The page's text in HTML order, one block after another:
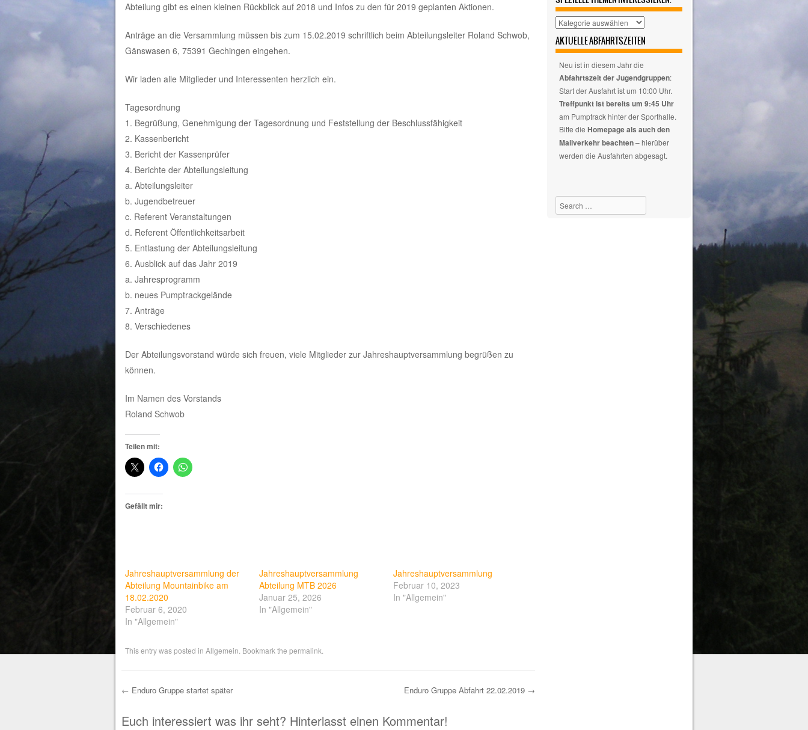
Abteilung gibt es einen kleinen Rückblick auf 2018 und Infos zu den für 2019 geplanten Aktionen.
Anträge an die Versammlung müssen bis zum 15.02.2019 schriftlich beim Abteilungsleiter Roland Schwob,
Gänswasen 6, 75391 Gechingen eingehen.
Wir laden alle Mitglieder und Interessenten herzlich ein.
Tagesordnung
1. Begrüßung, Genehmigung der Tagesordnung und Feststellung der Beschlussfähigkeit
2. Kassenbericht
3. Bericht der Kassenprüfer
4. Berichte der Abteilungsleitung
a. Abteilungsleiter
b. Jugendbetreuer
c. Referent Veranstaltungen
d. Referent Öffentlichkeitsarbeit
5. Entlastung der Abteilungsleitung
6. Ausblick auf das Jahr 2019
a. Jahresprogramm
b. neues Pumptrackgelände
7. Anträge
8. Verschiedenes
Der Abteilungsvorstand würde sich freuen, viele Mitglieder zur Jahreshauptversammlung begrüßen zu
können.
Im Namen des Vorstands
Roland Schwob
Teilen mit:
Gefällt mir:
Jahreshauptversammlung der
Abteilung Mountainbike am
18.02.2020
Februar 6, 2020
In "Allgemein"
Jahreshauptversammlung
Abteilung MTB 2026
Januar 25, 2026
In "Allgemein"
Jahreshauptversammlung
Februar 10, 2023
In "Allgemein"
This entry was posted in Allgemein . Bookmark the permalink
Post navigation
← Enduro Gruppe startet später Enduro Gruppe Abfahrt 22.02.2019 →
Euch interessiert was ihr seht? Hinterlasst einen Kommentar!
Hier
auswählen,
wenn
interessieren.
AKTUELLE ABFAHRTSZEITEN
Neu ist in diesem Jahr die
Abfahrtszeit der Jugendgruppen:
Start der Ausfahrt ist um 10:00 Uhr.
Treffpunkt ist bereits um 9:45 Uhr
am Pumptrack hinter der Sporthalle.
Bitte dieHomepage als auch den
Mailverkehr beachten– hierüber
werden die Ausfahrten abgesagt.
Search